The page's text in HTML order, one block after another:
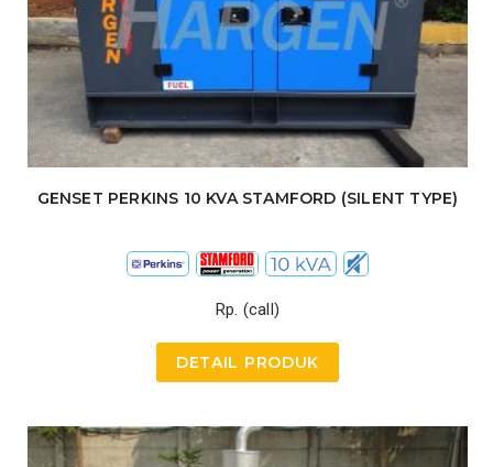
GENSET PERKINS 10 KVA STAMFORD (SILENT TYPE)
Rp. (call)
DETAIL PRODUK